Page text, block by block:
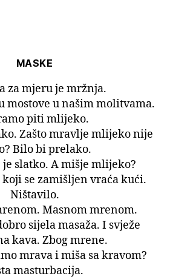
MASKE
za mjeru je mržnja.
mostove u našim molitvama.
piti mlijeko.
Zašto mravlje mlijeko nije
Bilo bi prelako.
je slatko. A mišje mlijeko?
se zamišljen vraća kući.
Ništavilo.
Masnom mrenom.
sijela masaža. I svježe
kava. Zbog mrene.
mrava i miša sa kravom?
masturbacija.